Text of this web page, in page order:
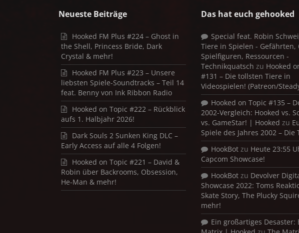
Neueste Beiträge
Hooked FM Plus #224 – Ghost in
the Shell, Princess Bride, Dark
Crystal & mehr!
Hooked FM Plus #223 – Unsere
liebsten Spiele-Soundtracks – Teil 14
feat. Benny von Ink Ribbon Radio
Hooked on Topic #222 – Rückblick
aufs 1. Halbjahr 2026!
Dark Souls 2 Sunken King DLC –
Early Access auf alle 4 Folgen!
Hooked on Topic #221 – David &
Robin über Backrooms, Obsession,
He-Man & mehr!
Das hat euch gehooked
Special feat. Robin
Tiere in Spielen - Gefährten,
Spielfiguren, Ressourcen -
Technikquatsch zu Hooked
#131 – Die tollsten Tiere in
Videospielen! (Patreon/
Hooked on Topic #135 –
2002-Vergleich: Hooked vs.
vs. GameStar! | Hooked zu
Spiele des Jahres 2002 – Die
HookBot zu Heute 23:55
Capcom Showcase!
HookBot zu Devolver
Showcase 2022: Toms
Skate Story, The Plucky
mehr!
Ein großartiges Desaster: